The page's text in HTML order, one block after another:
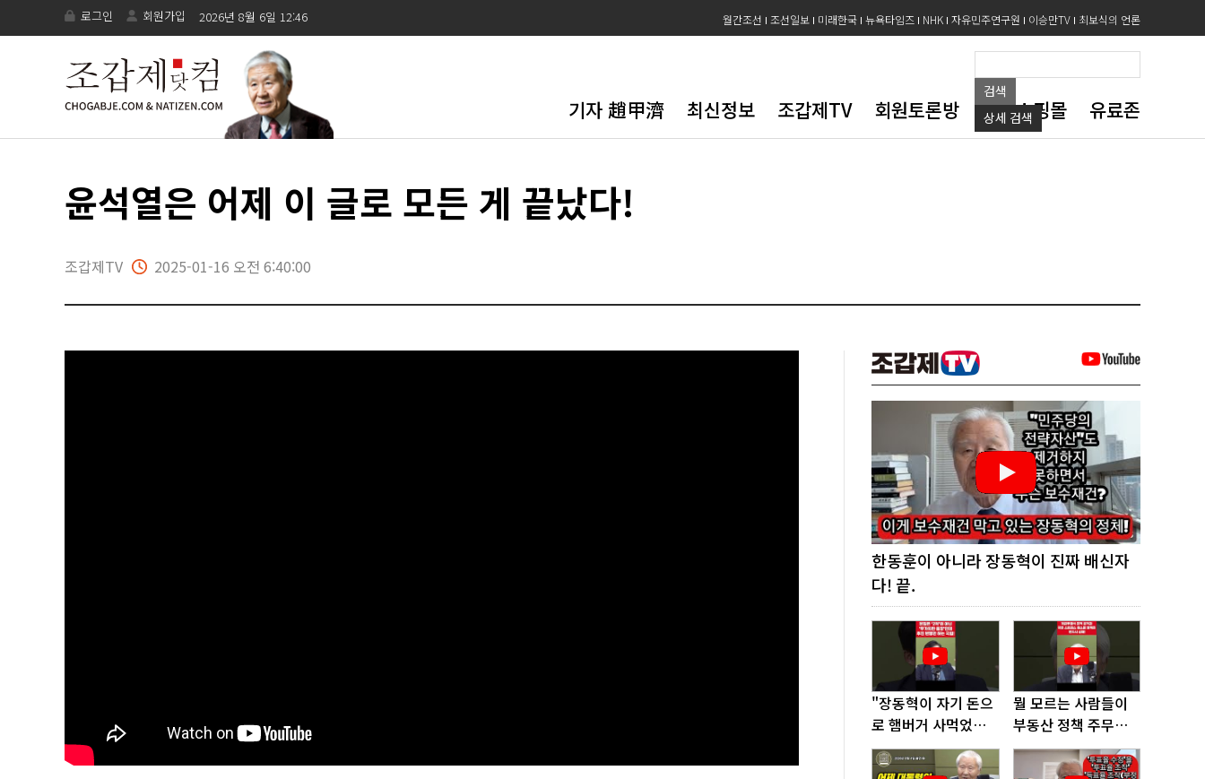
로그인 회원가입 2026년 8월 6일 12:46 월간조선 조선일보 미래한국 뉴욕타임즈 NHK 자유민주연구원 이승만TV 최보식의 언론
검색
상세 검색
기자 趙甲濟 최신정보 조갑제TV 회원토론방 도서쇼핑몰 유료존
윤석열은 어제 이 글로 모든 게 끝났다!
조갑제TV 2025-01-16 오전 6:40:00
한동훈이 아니라 장동혁이 진짜 배신자
다! 끝.
"장동혁이 자기 돈으
로 햄버거 사먹었다
고? 너무 없어 보인
다"
뭘 모르는 사람들이
부동산 정책 주무르
다가 여기까지 왔다!